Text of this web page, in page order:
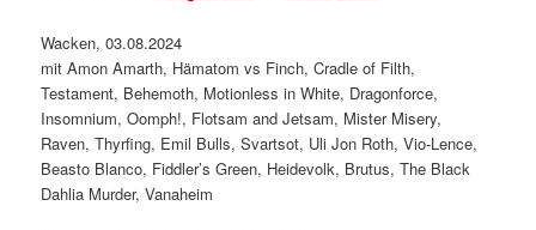
Wacken, 03.08.2024
mit Amon Amarth, Hämatom vs Finch, Cradle of Filth,
Testament, Behemoth, Motionless in White, Dragonforce,
Insomnium, Oomph!, Flotsam and Jetsam, Mister Misery,
Raven, Thyrfing, Emil Bulls, Svartsot, Uli Jon Roth, Vio-Lence,
Beasto Blanco, Fiddler’s Green, Heidevolk, Brutus, The Black
Dahlia Murder, Vanaheim